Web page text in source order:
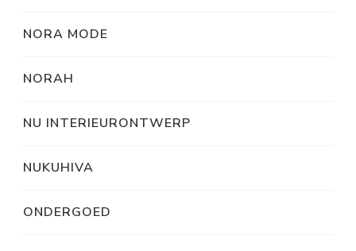
NORA MODE
NORAH
NU INTERIEURONTWERP
NUKUHIVA
ONDERGOED